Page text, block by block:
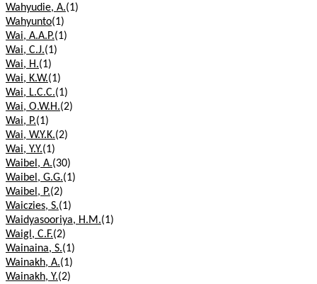
Wahyudie, A.(1)
Wahyunto(1)
Wai, A.A.P.(1)
Wai, C.J.(1)
Wai, H.(1)
Wai, K.W.(1)
Wai, L.C.C.(1)
Wai, O.W.H.(2)
Wai, P.(1)
Wai, W.Y.K.(2)
Wai, Y.Y.(1)
Waibel, A.(30)
Waibel, G.G.(1)
Waibel, P.(2)
Waiczies, S.(1)
Waidyasooriya, H.M.(1)
Waigl, C.F.(2)
Wainaina, S.(1)
Wainakh, A.(1)
Wainakh, Y.(2)